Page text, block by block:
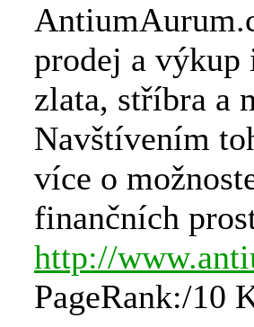
prodej a
zlata, stříbra a
Navštívením
více o
finančních
http://
PageRank:/10